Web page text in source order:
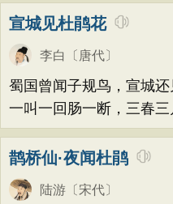
读书
秋思
饮酒
落花 桃
劝学
论诗 游
元宵节
寒食节
七夕节
王勃
张祜
卢纶
秦观
方干
李峤 赵
张说
张炎 白
刘禹锡
李商隐
柳宗元
王安石
温庭筠
宣城见杜鹃花
李白 〔唐代〕
蜀国曾闻子规鸟，宣城还
一叫一回肠一断，三春三
鹊桥仙·夜闻杜鹃
陆游 〔宋代〕